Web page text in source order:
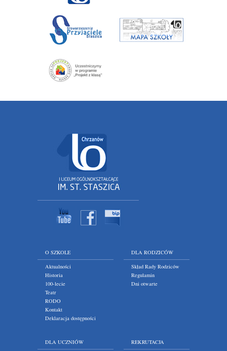
O SZKOLE
Aktualności
Historia
100-lecie
Teatr
RODO
Kontakt
Deklaracja dostępności
DLA RODZICÓW
Skład Rady Rodziców
Regulamin
Dni otwarte
DLA UCZNIÓW REKRUTACJA